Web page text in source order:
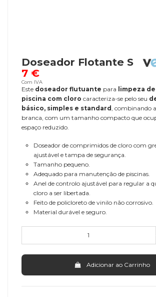
Doseador Flotante S
7 €
Com IVA
Este doseador flutuante para limpeza
piscina com cloro caracteriza-se pelo seu
básico, simples e standard , combinando
branca, com um tamanho compacto que
espaço reduzido.
Doseador de comprimidos de cloro com
ajustável e tampa de segurança.
Tamanho pequeno.
Adequado para manutenção de piscinas.
Anel de controlo ajustável para regular a
cloro a ser libertada.
Feito de policloreto de vinilo não corrosivo.
Material durável e seguro.
Adicionar ao Carrinho